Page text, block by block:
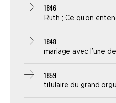
1846
Ruth ; Ce qu’on
1848
mariage avec l’une
1859
titulaire du grand